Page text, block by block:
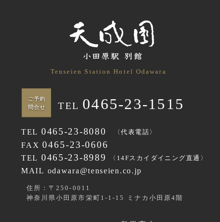
住所：〒250-0011
神奈川県小田原市栄町1-1-15 ミナカ小田原4階
TEL 0465-23-8080 〈代表電話〉
FAX 0465-23-0606
〈14Fスカイダイニング直通〉
TEL 0465-23-8989
MAIL odawara@tenseien.co.jp
TEL 0465-23-1515
ご予約
問合せ
Tenseien Station Hotel Odawara